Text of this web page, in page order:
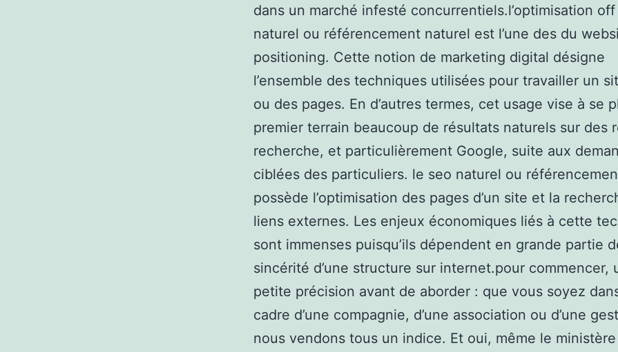
dans un marché infesté concurrentiels.l’optimisation
naturel ou référencement naturel est l’une des du
positioning. Cette notion de marketing digital désigne
l’ensemble des techniques utilisées pour travailler un
ou des pages. En d’autres termes, cet usage vise à se
premier terrain beaucoup de résultats naturels sur des
recherche, et particulièrement Google, suite aux
ciblées des particuliers. le seo naturel ou
possède l’optimisation des pages d’un site et la
liens externes. Les enjeux économiques liés à cette
sont immenses puisqu’ils dépendent en grande partie
sincérité d’une structure sur internet.pour commencer,
petite précision avant de aborder : que vous soyez
cadre d’une compagnie, d’une association ou d’une
nous vendons tous un indice. Et oui, même le